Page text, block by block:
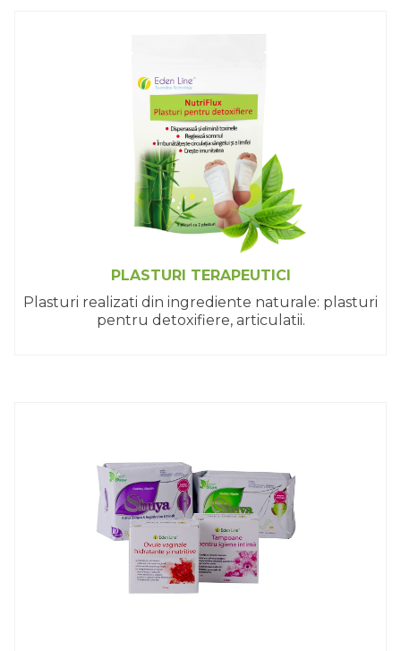
PLASTURI TERAPEUTICI
Plasturi realizati din ingrediente naturale: plasturi
pentru detoxifiere, articulatii.